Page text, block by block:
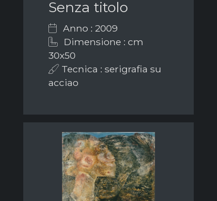
Senza titolo
Anno : 2009
Dimensione : cm
30x50
Tecnica : serigrafia su
acciao